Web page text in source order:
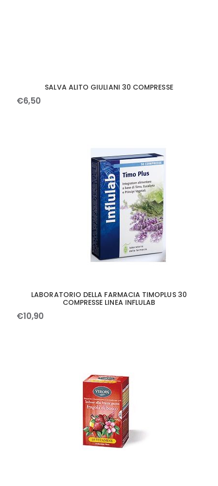
SALVA ALITO GIULIANI 30 COMPRESSE
€6,50
LABORATORIO DELLA FARMACIA TIMOPLUS 30
COMPRESSE LINEA INFLULAB
€10,90